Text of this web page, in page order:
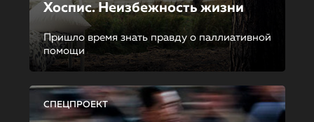
Хоспис. Неизбежность жизни
Пришло время знать правду о паллиативной
помощи
СПЕЦПРОЕКТ